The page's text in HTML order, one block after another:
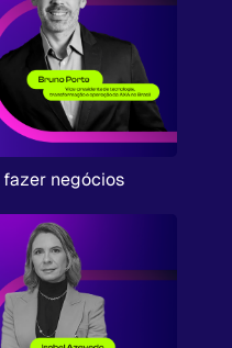
fazer negócios